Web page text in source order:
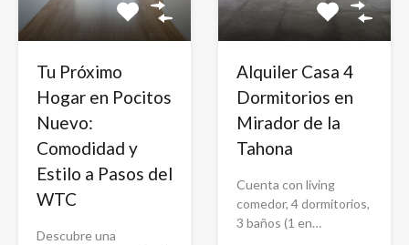
Tu Próximo
Hogar en Pocitos
Nuevo:
Comodidad y
Estilo a Pasos del
WTC
Descubre una
Alquiler Casa 4
Dormitorios en
Mirador de la
Tahona
Cuenta con living
comedor, 4 dormitorios,
3 baños (1 en…